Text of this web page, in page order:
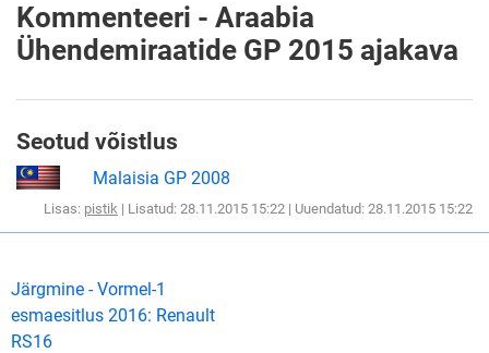
Kommenteeri - Araabia
Ühendemiraatide GP 2015 ajakava
Seotud võistlus
Malaisia GP 2008
Lisas: pistik | Lisatud: 28.11.2015 15:22 | Uuendatud: 28.11.2015 15:22
Järgmine - Vormel-1
esmaesitlus 2016: Renault
RS16